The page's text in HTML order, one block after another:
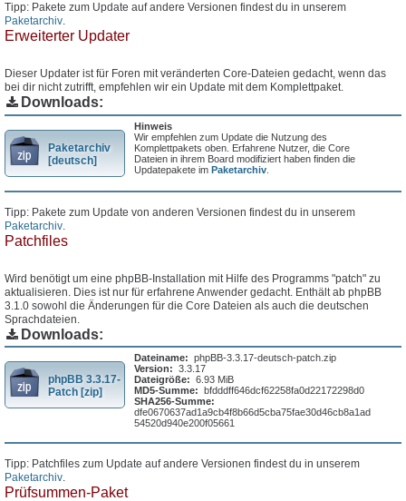
Tipp: Pakete zum Update auf andere Versionen findest du in unserem
Paketarchiv.
Erweiterter Updater
Dieser Updater ist für Foren mit veränderten Core-Dateien gedacht, wenn das
bei dir nicht zutrifft, empfehlen wir ein Update mit dem Komplettpaket.
Downloads:
Paketarchiv
[deutsch]
Hinweis
Wir empfehlen zum Update die Nutzung des
Komplettpakets oben. Erfahrene Nutzer, die Core
Dateien in ihrem Board modifiziert haben finden die
Updatepakete imPaketarchiv
Tipp: Pakete zum Update von anderen Versionen findest du in unserem
Paketarchiv
Patchfiles
Wird benötigt um eine phpBB-Installation mit Hilfe des Programms "patch" zu
aktualisieren. Dies ist nur für erfahrene Anwender gedacht. Enthält ab phpBB
3.1.0 sowohl die Änderungen für die Core Dateien als auch die deutschen
Sprachdateien.
Downloads:
phpBB 3.3.17-
Patch [zip]
Dateiname: phpBB-3.3.17-deutsch-patch.zip
Version: 3.3.17
Dateigröße: 6.93 MiB
MD5-Summe: bfdddff646dcf62258fa0d22172298d0
SHA256-Summe:
dfe0670637ad1a9cb4f8b66d5cba75fae30d46cb8a1ad
54520d940e200f05661
Tipp: Patchfiles zum Update auf andere Versionen findest du in unserem
Paketarchiv
Prüfsummen-Paket